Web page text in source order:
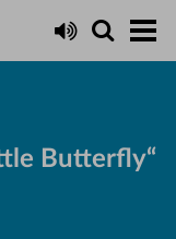
Butterfly“